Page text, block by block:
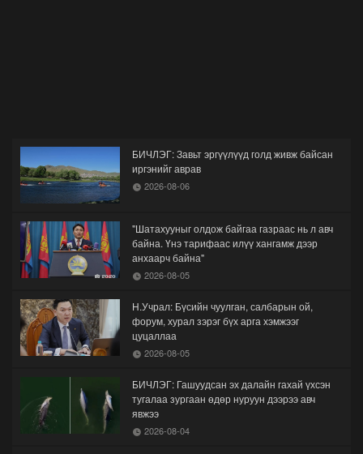
БИЧЛЭГ: Завьт эргүүлүүд голд живж байсан
иргэнийг аврав
2026-08-06
"Шатахууныг олдож байгаа газраас нь л авч
байна. Үнэ тарифаас илүү хангамж дээр
анхаарч байна"
2026-08-05
Н.Учрал: Бүсийн чуулган, салбарын ой,
форум, хурал зэрэг бүх арга хэмжээг
цуцаллаа
2026-08-05
БИЧЛЭГ: Гашуудсан эх далайн гахай үхсэн
тугалаа зургаан өдөр нуруун дээрээ авч
явжээ
2026-08-04